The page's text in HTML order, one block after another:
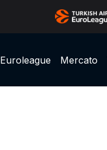
Euroleague Mercato